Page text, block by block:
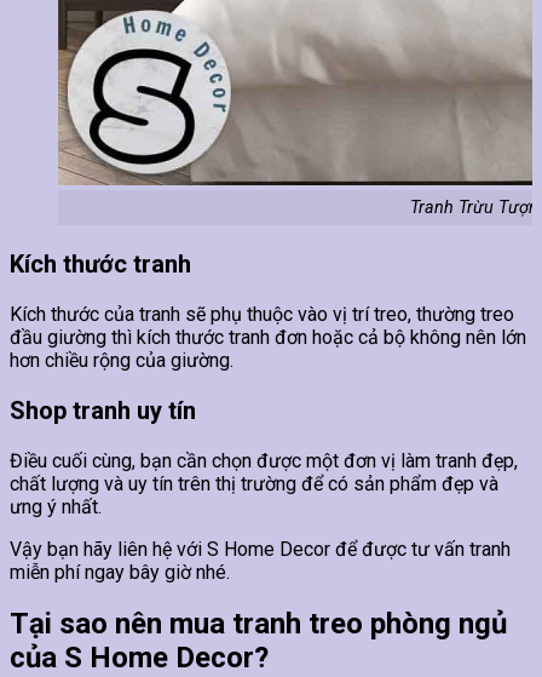
Tranh Trừu
Kích thước tranh
Kích thước của tranh sẽ phụ thuộc vào vị trí treo, thường treo
đầu giường thì kích thước tranh đơn hoặc cả bộ không nên lớn
hơn chiều rộng của giường.
Shop tranh uy tín
Điều cuối cùng, bạn cần chọn được một đơn vị làm tranh đẹp,
chất lượng và uy tín trên thị trường để có sản phẩm đẹp và
ưng ý nhất.
Vậy bạn hãy liên hệ với S Home Decor để được tư vấn tranh
miễn phí ngay bây giờ nhé.
Tại sao nên mua tranh treo phòng ngủ
của S Home Decor?